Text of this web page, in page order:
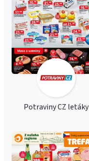
Potraviny CZ letáky